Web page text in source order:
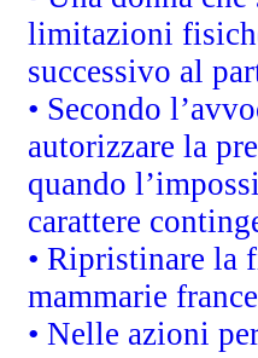
limitazioni
successivo al
• Secondo
autorizzare la
quando
carattere
• Ripristinare la
mammarie
• Nelle azioni